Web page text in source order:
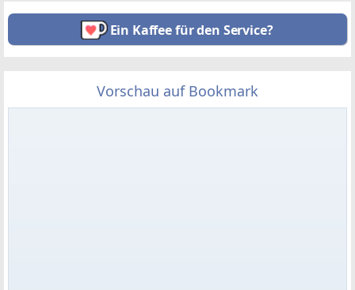
Ein Kaffee für den Service?
Vorschau auf Bookmark